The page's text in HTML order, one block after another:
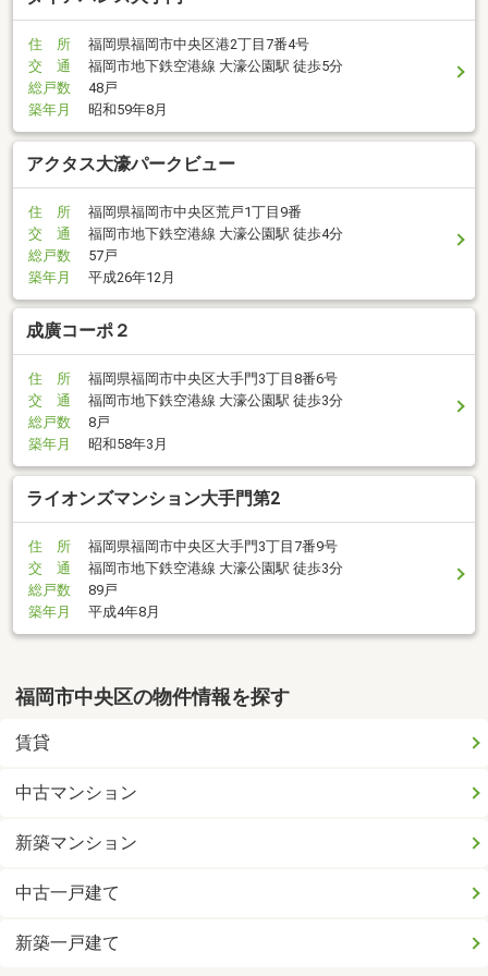
住 所
福岡県福岡市中央区港2丁目7番4号
交 通
福岡市地下鉄空港線 大濠公園駅 徒歩5分
総戸数
48戸
築年月
昭和59年8月
アクタス大濠パークビュー
住 所
福岡県福岡市中央区荒戸1丁目9番
交 通
福岡市地下鉄空港線 大濠公園駅 徒歩4分
総戸数
57戸
築年月
平成26年12月
成廣コーポ２
住 所
福岡県福岡市中央区大手門3丁目8番6号
交 通
福岡市地下鉄空港線 大濠公園駅 徒歩3分
総戸数
8戸
築年月
昭和58年3月
ライオンズマンション大手門第2
住 所
福岡県福岡市中央区大手門3丁目7番9号
交 通
福岡市地下鉄空港線 大濠公園駅 徒歩3分
総戸数
89戸
築年月
平成4年8月
福岡市中央区の物件情報を探す
賃貸
中古マンション
新築マンション
中古一戸建て
新築一戸建て